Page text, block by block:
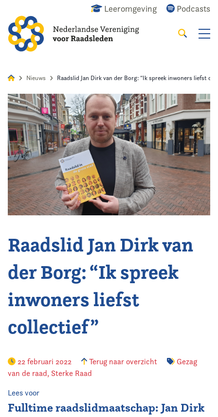
Leeromgeving Podcasts
Zoeken
Home
Agenda
Nieuws
Opleiding
Kennis & Informatie
Vereniging
Contact
Nieuws Raadslid Jan Dirk van der Borg: “Ik spreek inwoners liefst
Raadslid Jan Dirk van
der Borg: “Ik spreek
inwoners liefst
collectief”
22 februari 2022 Terug naar overzicht
Gezag
van de raad, Sterke Raad
Lees voor
Fulltime raadslidmaatschap: Jan Dirk